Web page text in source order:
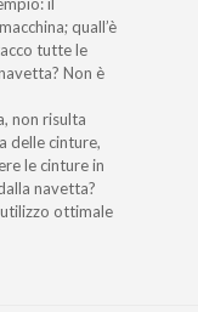
quall’è
tutte le
Non è
non risulta
delle cinture,
le cinture in
navetta?
ottimale